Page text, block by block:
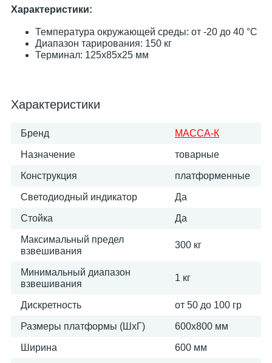
Характеристики:
Температура окружающей среды: от -20 до 40 °С
Диапазон тарирования: 150 кг
Терминал: 125x85x25 мм
Характеристики
Бренд МАССА-К
Назначение товарные
Конструкция платформенные
Светодиодный индикатор Да
Стойка Да
Максимальный предел
взвешивания
300 кг
Минимальный диапазон
взвешивания
1 кг
Дискретность от 50 до 100 гр
Размеры платформы (ШxГ) 600х800 мм
Ширина 600 мм